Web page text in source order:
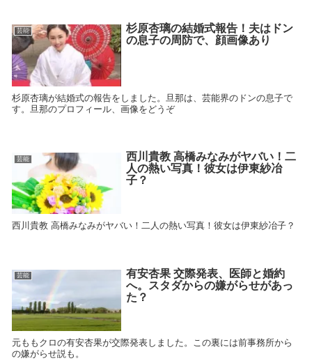
芸能
杉原杏璃の結婚式報告！夫はドン
の息子の周防で、顔画像あり
杉原杏璃が結婚式の報告をしました。旦那は、芸能界のドンの息子で
す。旦那のプロフィール、画像をどうぞ
芸能
西川貴教 高橋みなみがヤバい！二
人の熱い写真！彼女は伊東紗冶
子？
西川貴教 高橋みなみがヤバい！二人の熱い写真！彼女は伊東紗冶子？
芸能
有安杏果 交際発表、医師と婚約
へ。スタダからの嫌がらせがあっ
た？
元ももクロの有安杏果が交際発表しました。この裏には前事務所から
の嫌がらせ説も。